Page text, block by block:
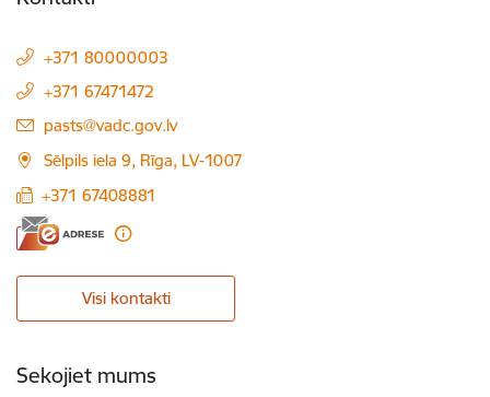
+371 80000003
+371 67471472
E-pasts:
pasts@vadc.gov.lv
Sēlpils iela 9, Rīga, LV-1007
+371 67408881
Visi kontakti
Sekojiet mums